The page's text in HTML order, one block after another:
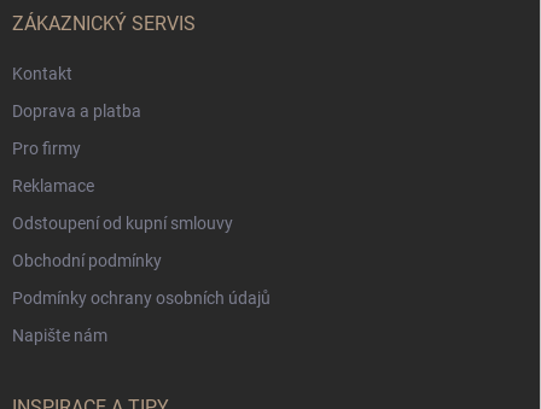
ZÁKAZNICKÝ SERVIS
Kontakt
Doprava a platba
Pro firmy
Reklamace
Odstoupení od kupní smlouvy
Obchodní podmínky
Podmínky ochrany osobních údajů
Napište nám